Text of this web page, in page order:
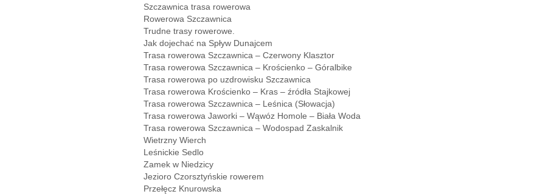
Szczawnica trasa rowerowa
Rowerowa Szczawnica
Trudne trasy rowerowe.
Jak dojechać na Spływ Dunajcem
Trasa rowerowa Szczawnica – Czerwony Klasztor
Trasa rowerowa Szczawnica – Krościenko – Góralbike
Trasa rowerowa po uzdrowisku Szczawnica
Trasa rowerowa Krościenko – Kras – źródła Stajkowej
Trasa rowerowa Szczawnica – Leśnica (Słowacja)
Trasa rowerowa Jaworki – Wąwóz Homole – Biała Woda
Trasa rowerowa Szczawnica – Wodospad Zaskalnik
Wietrzny Wierch
Leśnickie Sedlo
Zamek w Niedzicy
Jezioro Czorsztyńskie rowerem
Przełęcz Knurowska